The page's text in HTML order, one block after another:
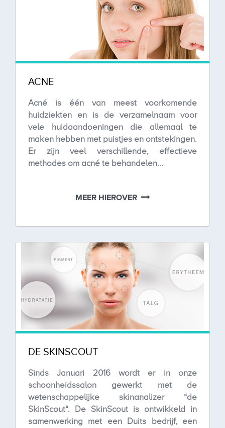
ACNE
Acné is één van meest voorkomende
huidziekten en is de verzamelnaam voor
vele huidaandoeningen die allemaal te
maken hebben met puistjes en ontstekingen.
Er zijn veel verschillende, effectieve
methodes om acné te behandelen...
MEER HIEROVER
DE SKINSCOUT
Sinds Januari 2016 wordt er in onze
schoonheidssalon gewerkt met de
wetenschappelijke skinanalizer “de
SkinScout“. De SkinScout is ontwikkeld in
samenwerking met een Duits bedrijf, een